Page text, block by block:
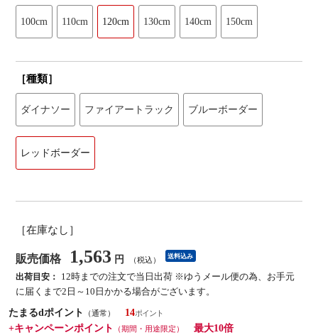
100cm 110cm 120cm 130cm 140cm 150cm
［種類］
ダイナソー ファイアートラック ブルーボーダー
レッドボーダー
［在庫なし］
販売価格 1,563 円 （税込） 送料込み
出荷目安：
12時までの注文で当日出荷 ※ゆうメール便の為、お手元
に届くまで2日～10日かかる場合がございます。
たまるdポイント
（通常）
14
+キャンペーンポイント
（期間・用途限定）
最大10倍